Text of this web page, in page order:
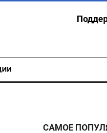
САМОЕ